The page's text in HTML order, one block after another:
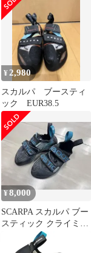
¥ 2,980
スカルパ ブースティ
ック EUR38.5
¥8,000
SCARPA スカルパ ブー
スティック クライミン
グシューズ EU39